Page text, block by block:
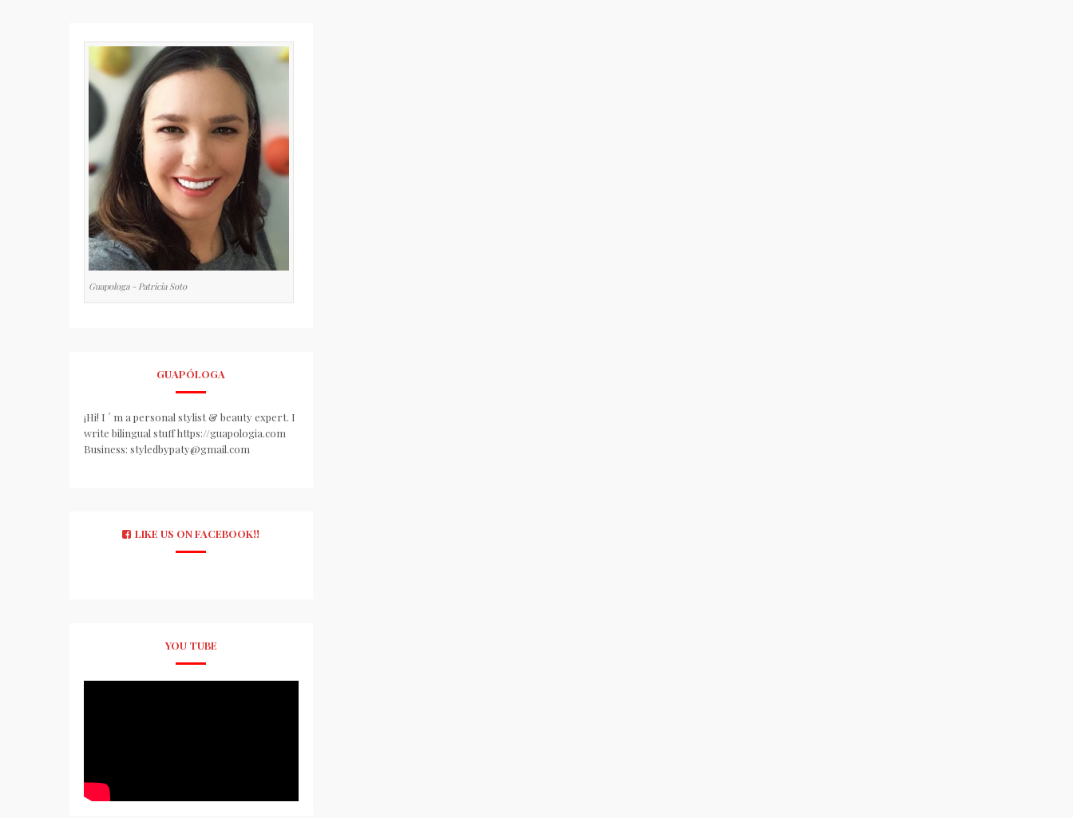
Guapologa - Patricia Soto
GUAPÓLOGA
¡Hi! I ´ m a personal stylist & beauty expert. I
write bilingual stuff https://guapologia.com
Business: styledbypaty@gmail.com
LIKE US ON FACEBOOK!!
YOU TUBE